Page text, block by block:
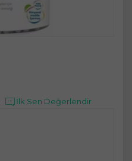
İlk Sen Değerlendir